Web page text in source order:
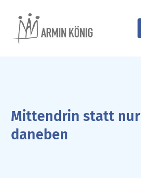
Mittendrin statt nur
daneben